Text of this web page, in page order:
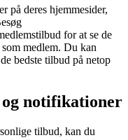
på deres hjemmesider,
for at se de
medlem. Du kan
bedste tilbud på netop
notifikationer
tilbud, kan du